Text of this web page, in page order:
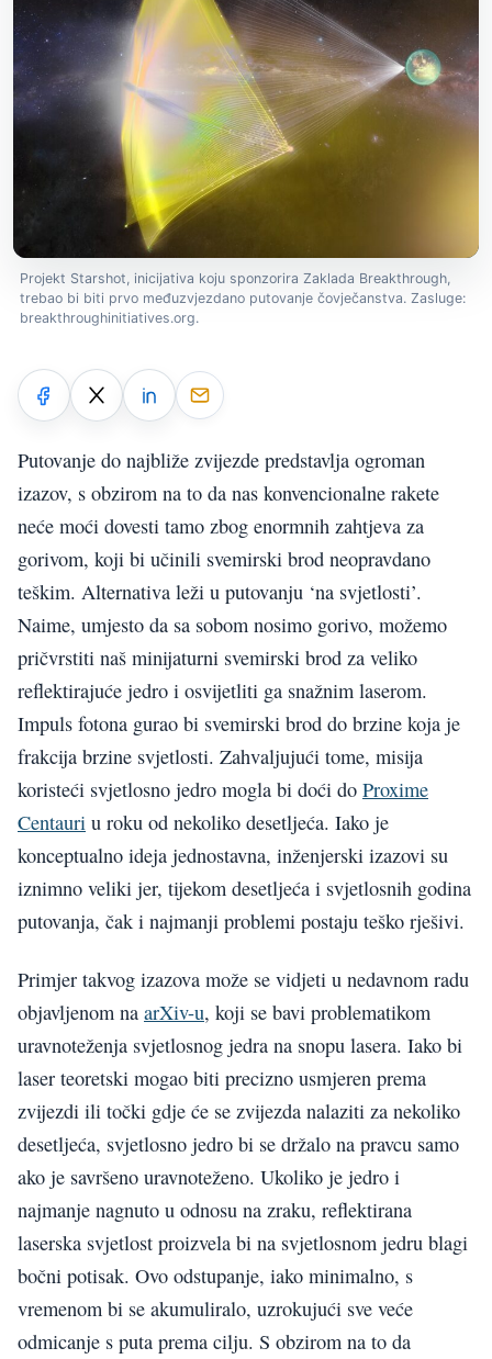
Projekt Starshot, inicijativa koju sponzorira Zaklada Breakthrough,
trebao bi biti prvo međuzvjezdano putovanje čovječanstva. Zasluge:
breakthroughinitiatives.org.
Putovanje do najbliže zvijezde predstavlja ogroman
izazov, s obzirom na to da nas konvencionalne rakete
neće moći dovesti tamo zbog enormnih zahtjeva za
gorivom, koji bi učinili svemirski brod neopravdano
teškim. Alternativa leži u putovanju ‘na svjetlosti’.
Naime, umjesto da sa sobom nosimo gorivo, možemo
pričvrstiti naš minijaturni svemirski brod za veliko
reflektirajuće jedro i osvijetliti ga snažnim laserom.
Impuls fotona gurao bi svemirski brod do brzine koja je
frakcija brzine svjetlosti. Zahvaljujući tome, misija
koristeći svjetlosno jedro mogla bi doći do Proxime
Centauri u roku od nekoliko desetljeća. Iako je
konceptualno ideja jednostavna, inženjerski izazovi su
iznimno veliki jer, tijekom desetljeća i svjetlosnih godina
putovanja, čak i najmanji problemi postaju teško rješivi.
Primjer takvog izazova može se vidjeti u nedavnom radu
objavljenom na arXiv-u, koji se bavi problematikom
uravnoteženja svjetlosnog jedra na snopu lasera. Iako bi
laser teoretski mogao biti precizno usmjeren prema
zvijezdi ili točki gdje će se zvijezda nalaziti za nekoliko
desetljeća, svjetlosno jedro bi se držalo na pravcu samo
ako je savršeno uravnoteženo. Ukoliko je jedro i
najmanje nagnuto u odnosu na zraku, reflektirana
laserska svjetlost proizvela bi na svjetlosnom jedru blagi
bočni potisak. Ovo odstupanje, iako minimalno, s
vremenom bi se akumuliralo, uzrokujući sve veće
odmicanje s puta prema cilju. S obzirom na to da